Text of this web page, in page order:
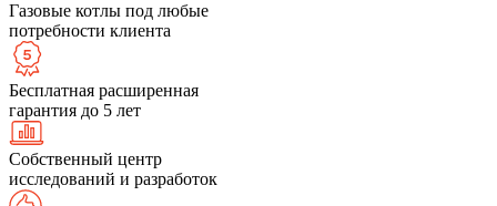
Газовые котлы под любые
потребности клиента
Бесплатная расширенная
гарантия до 5 лет
Собственный центр
исследований и разработок